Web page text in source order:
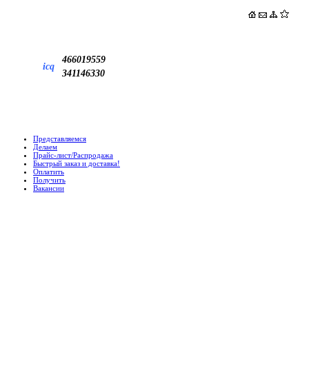
icq
466019559
341146330
Представляемся
Делаем
Прайс-лист/Распродажа
Быстрый заказ и доставка!
Оплатить
Получить
Вакансии